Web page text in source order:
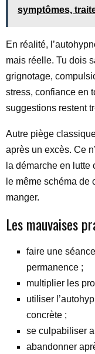
symptômes,
En réalité,
mais réelle. Tu dois
grignotage,
stress, confiance en
suggestions restent
Autre piège
après un excès. Ce
la démarche en lutte
le même schéma de
manger.
Les mauvaises
faire une
permanence ;
multiplier les
utiliser
concrète ;
se culpabiliser
abandonner